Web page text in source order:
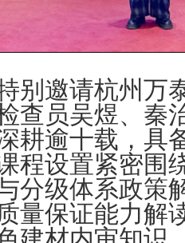
别邀请杭州万
查员吴煜、秦
耕逾十载，具
程设置紧密围
分级体系政策
量保证能力解